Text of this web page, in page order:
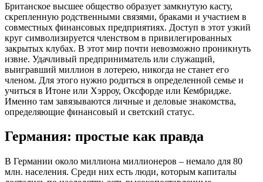
Британское высшее общество образует замкнутую касту,
скрепленную родственными связями, браками и участием в
совместных финансовых предприятиях. Доступ в этот узкий
круг символизируется членством в привилегированных
закрытых клубах. В этот мир почти невозможно проникнуть
извне. Удачливый предприниматель или служащий,
выигравший миллион в лотерею, никогда не станет его
членом. Для этого нужно родиться в определенной семье и
учиться в Итоне или Хэрроу, Оксфорде или Кембридже.
Именно там завязываются личные и деловые знакомства,
определяющие финансовый и светский статус.
Германия: простые как правда
В Германии около миллиона миллионеров – немало для 80
млн. населения. Среди них есть люди, которым капиталы